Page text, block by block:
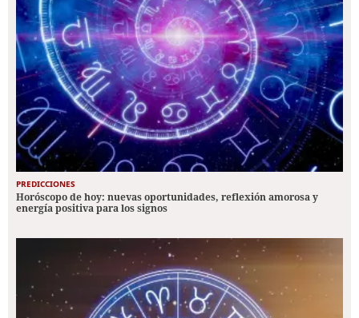
PREDICCIONES
Horóscopo de hoy: nuevas oportunidades, reflexión amorosa y
energía positiva para los signos